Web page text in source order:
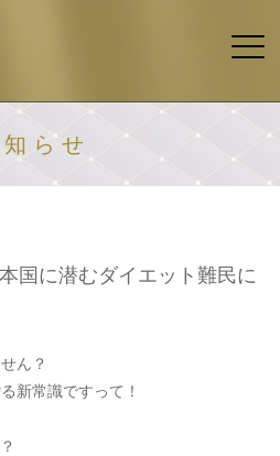
らせ
国に潜むダイエット難民に
ん？
新常識ですって！